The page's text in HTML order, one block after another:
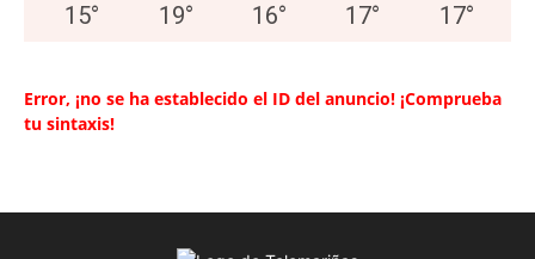
15° 19° 16° 17° 17°
Error, ¡no se ha establecido el ID del anuncio! ¡Comprueba
tu sintaxis!